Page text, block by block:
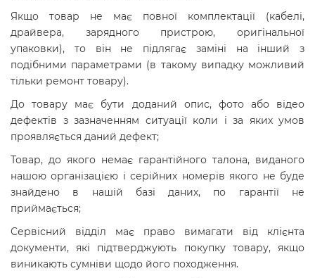
Якщо товар не має повної комплектації (кабелі,
драйвера, зарядного пристрою, оригінальної
упаковки), то він не підлягає заміні на інший з
подібними параметрами (в такому випадку можливий
тільки ремонт товару).
До товару має бути доданий опис, фото або відео
дефектів з зазначенням ситуації коли і за яких умов
проявляється даний дефект;
Товар, до якого немає гарантійного талона, виданого
нашою організацією і серійних номерів якого не буде
знайдено в нашій базі даних, по гарантії не
приймається;
Сервісний відділ має право вимагати від клієнта
документи, які підтверджують покупку товару, якщо
виникають сумніви щодо його походження.